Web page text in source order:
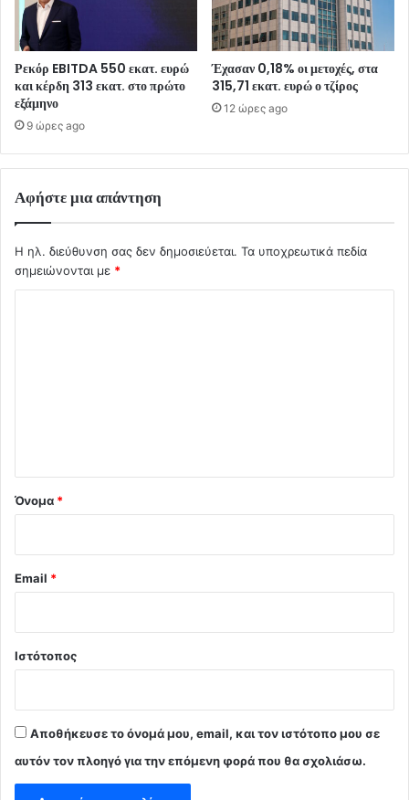
Ρεκόρ EBITDA 550 εκατ. ευρώ
και κέρδη 313 εκατ. στο πρώτο
εξάμηνο
9 ώρες ago
Έχασαν 0,18% οι μετοχές, στα
315,71 εκατ. ευρώ ο τζίρος
12 ώρες ago
Αφήστε μια απάντηση
Η ηλ. διεύθυνση σας δεν δημοσιεύεται. Τα υποχρεωτικά πεδία
σημειώνονται με *
Όνομα *
Email *
Ιστότοπος
Αποθήκευσε το όνομά μου, email, και τον ιστότοπο μου σε
αυτόν τον πλοηγό για την επόμενη φορά που θα σχολιάσω.